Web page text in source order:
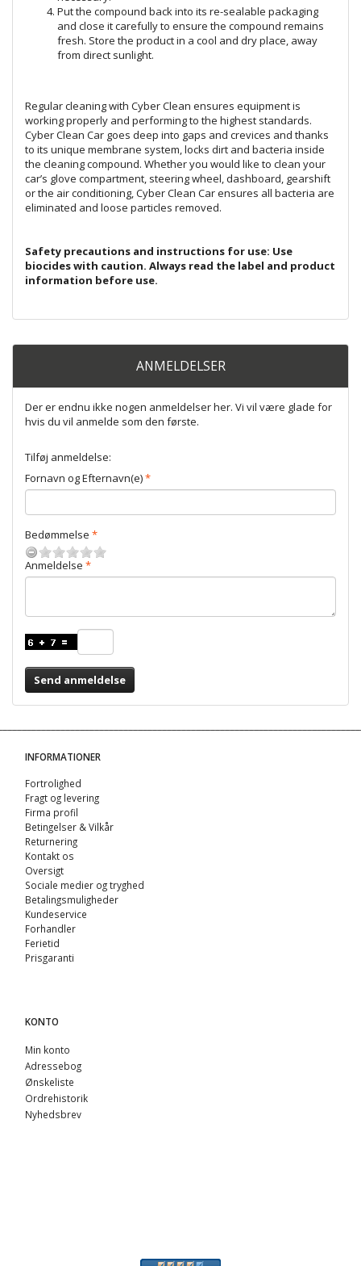
Put the compound back into its re-sealable packaging
and close it carefully to ensure the compound remains
fresh. Store the product in a cool and dry place, away
from direct sunlight.
Regular cleaning with Cyber Clean ensures equipment is
working properly and performing to the highest standards.
Cyber Clean Car goes deep into gaps and crevices and thanks
to its unique membrane system, locks dirt and bacteria inside
the cleaning compound. Whether you would like to clean your
car’s glove compartment, steering wheel, dashboard, gearshift
or the air conditioning, Cyber Clean Car ensures all bacteria are
eliminated and loose particles removed.
Safety precautions and instructions for use: Use
biocides with caution. Always read the label and product
information before use.
ANMELDELSER
Der er endnu ikke nogen anmeldelser her. Vi vil være glade for
hvis du vil anmelde som den første.
Tilføj anmeldelse:
Fornavn og Efternavn(e)
Bedømmelse
Anmeldelse
Send anmeldelse
INFORMATIONER
Fortrolighed
Fragt og levering
Firma profil
Betingelser & Vilkår
Returnering
Kontakt os
Oversigt
Sociale medier og tryghed
Betalingsmuligheder
Kundeservice
Forhandler
Ferietid
Prisgaranti
KONTO
Min konto
Adressebog
Ønskeliste
Ordrehistorik
Nyhedsbrev